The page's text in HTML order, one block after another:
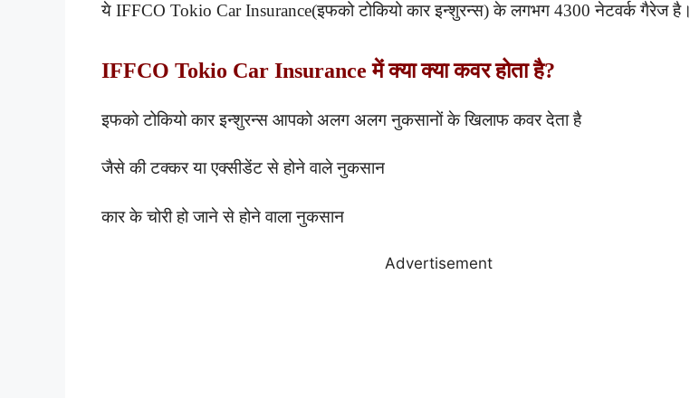
ये IFFCO Tokio Car Insurance(इफको टोकियो कार इन्शुरन्स) के लगभग 4300 नेटवर्क गैरेज है।
IFFCO Tokio Car Insurance में क्या क्या कवर होता है?
इफको टोकियो कार इन्शुरन्स आपको अलग अलग नुकसानों के खिलाफ कवर देता है
जैसे की टक्कर या एक्सीडेंट से होने वाले नुकसान
कार के चोरी हो जाने से होने वाला नुकसान
Advertisement